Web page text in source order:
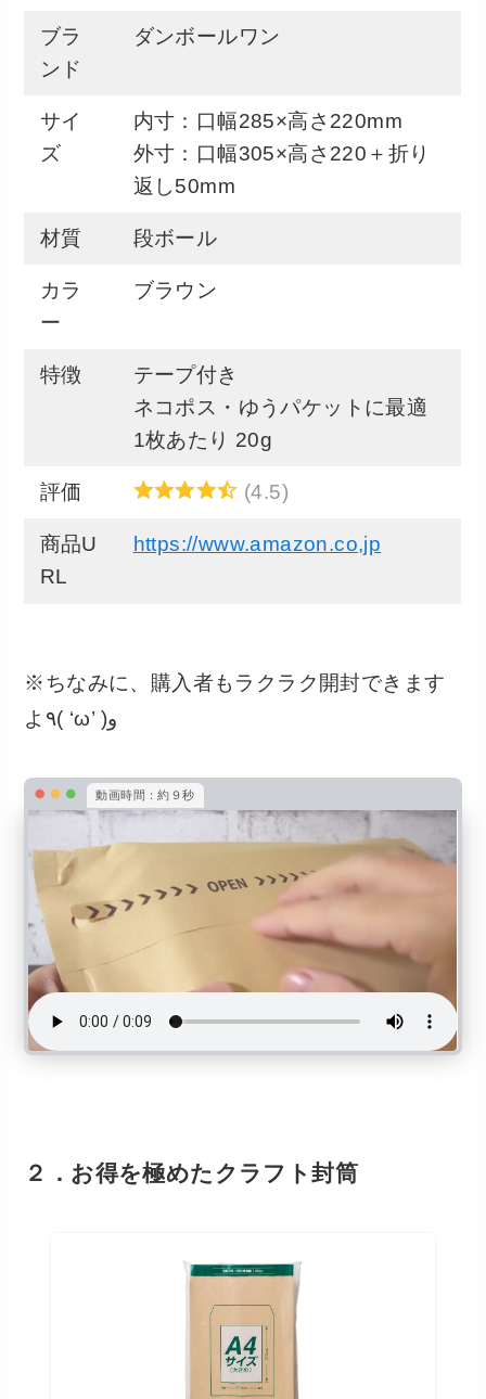
ブラ
ンド
ダンボールワン
サイ
ズ
内寸：口幅285×高さ220mm
外寸：口幅305×高さ220＋折り
返し50mm
材質 段ボール
カラ
ー
ブラウン
特徴
テープ付き
ネコポス・ゆうパケットに最適
1枚あたり 20g
評価 (4.5)
商品U
RL
https://www.amazon.co,jp
※ちなみに、購入者もラクラク開封できます
よ٩( ‘ω’ )و
動画時間：約９秒
２．お得を極めたクラフト封筒